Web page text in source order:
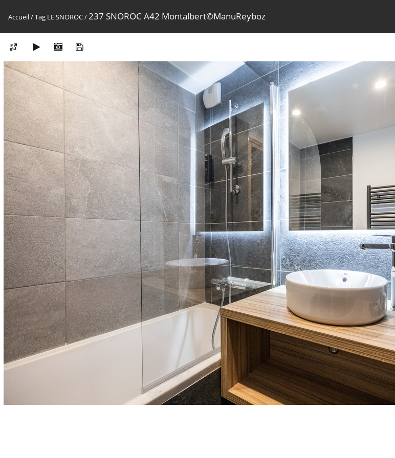
Accueil/Tag LE SNOROC/237 SNOROC A42 Montalbert©ManuReyboz